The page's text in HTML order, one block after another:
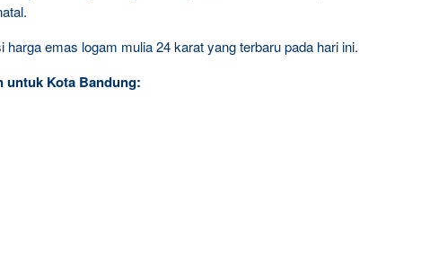
harga emas logam mulia 24 karat yang terbaru pada hari ini.
untuk Kota Bandung: